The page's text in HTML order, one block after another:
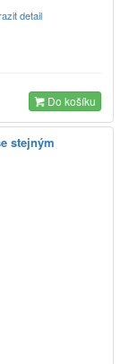
detail
Do košíku
stejným